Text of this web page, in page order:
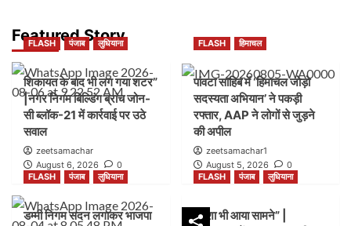
5
FLASH
जयसिंहपुर से ‘हिमाचल जोड़ो सदस्यता अभियान’ का आगाज़,
FLASH पंजाब लुधियाना
शिकायत के बाद भी लग गया शटर” |नगर निगम बिल्डिंग ब्रांच
जोन-सी ब्लॉक-21 में कार्रवाई पर उठे सवाल
हिमाचल
पांवटा साहिब में ‘हिमाचल जोड़ो सदस्यता अभियान’ ने पकड़ी
Featured Story
FLASH पंजाब लुधियाना
शिकायत के बाद भी लग गया शटर”
|नगर निगम बिल्डिंग ब्रांच जोन-
सी ब्लॉक-21 में कार्रवाई पर उठे
सवाल
zeetsamachar
August 6, 2026
0
FLASH हिमाचल
पांवटा साहिब में ‘हिमाचल जोड़ो
सदस्यता अभियान’ ने पकड़ी
रफ्तार, AAP ने लोगों से जुड़ने
की अपील
zeetsamachar1
August 5, 2026
0
FLASH
पंजाब लुधियाना
डम्मी निगम सदन लगाकर भाजपा
FLASH पंजाब लुधियाना
नक्शा भी आया सामने” |